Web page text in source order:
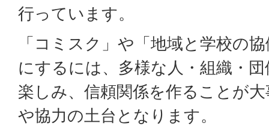
行っています。
「コミスク」や「地域と学校の
にするには、多様な人・組織・
楽しみ、信頼関係を作ることが
や協力の土台となります。